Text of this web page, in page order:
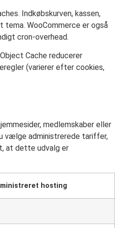
Indkøbskurven, kassen,
WooCommerce er også
cron-overhead.
Cache reducerer
(varierer efter cookies,
medlemskaber eller
vælge administrerede tariffer,
at dette udvalg er
hosting